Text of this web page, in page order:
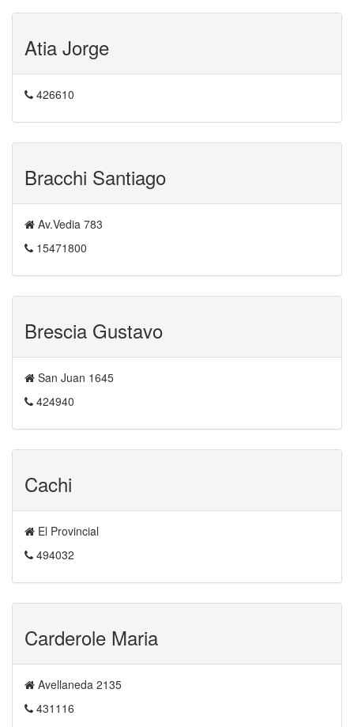
Atia Jorge
426610
Bracchi Santiago
Av.Vedia 783
15471800
Brescia Gustavo
San Juan 1645
424940
Cachi
El Provincial
494032
Carderole Maria
Avellaneda 2135
431116